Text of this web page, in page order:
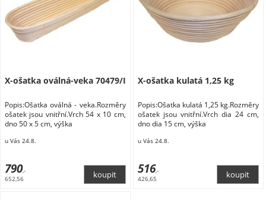
X-ošatka oválná-veka 70479/I
Popis:Ošatka oválná - veka.Rozměry
ošatek jsou vnitřní.Vrch 54 x 10 cm,
dno 50 x 5 cm, výška
u Vás 24.8.
790,-
652,56
X-ošatka kulatá 1,25 kg
Popis:Ošatka kulatá 1,25 kg.Rozměry
ošatek jsou vnitřní.Vrch dia 24 cm,
dno dia 15 cm, výška
u Vás 24.8.
516,-
426,65